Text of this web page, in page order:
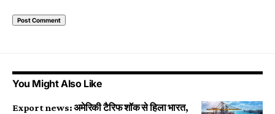
You Might Also Like
Export news: अमेरिकी टैरिफ शॉक से हिला भारत,